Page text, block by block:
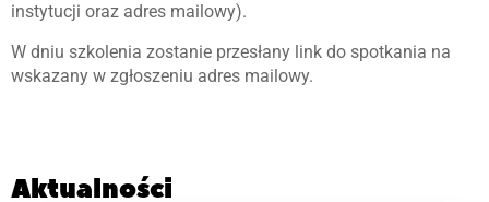
instytucji oraz adres mailowy).
W dniu szkolenia zostanie przesłany link do spotkania na
wskazany w zgłoszeniu adres mailowy.
Aktualności